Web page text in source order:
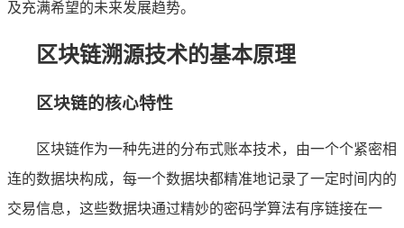
及充满希望的未来发展趋势。
区块链溯源技术的基本原理
区块链的核心特性
区块链作为一种先进的分布式账本技术，由一个个紧密相
连的数据块构成，每一个数据块都精准地记录了一定时间内的
交易信息，这些数据块通过精妙的密码学算法有序链接在一